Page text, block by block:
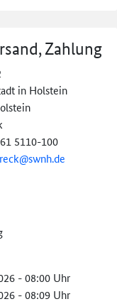
Zahlung
in Holstein
5110-100
- 08:00 Uhr
- 08:09 Uhr